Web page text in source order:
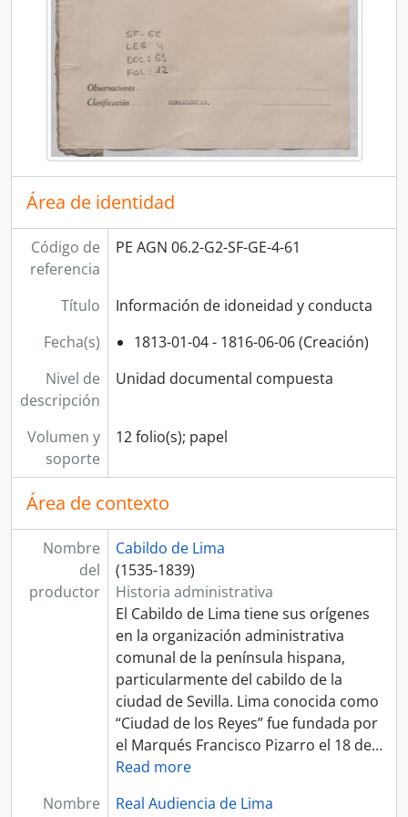
Área de identidad
Código de
referencia
PE AGN 06.2-G2-SF-GE-4-61
Título
Información de idoneidad y conducta
Fecha(s)
1813-01-04 - 1816-06-06 (Creación)
Nivel de
descripción
Unidad documental compuesta
Volumen y
soporte
12 folio(s); papel
Área de contexto
Nombre
del
productor
Cabildo de Lima
(1535-1839)
Historia administrativa
El Cabildo de Lima tiene sus orígenes
en la organización administrativa
comunal de la península hispana,
particularmente del cabildo de la
ciudad de Sevilla. Lima conocida como
“Ciudad de los Reyes” fue fundada por
el Marqués Francisco Pizarro el 18 de…
Read more
Nombre
Real Audiencia de Lima